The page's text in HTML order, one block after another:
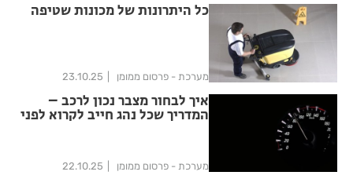
כל היתרונות של מכונות שטיפה
מערכת - פרסום ממומן 23.10.25
איך לבחור מצבר נכון לרכב –
המדריך שכל נהג חייב לקרוא לפני
מערכת - פרסום ממומן 22.10.25